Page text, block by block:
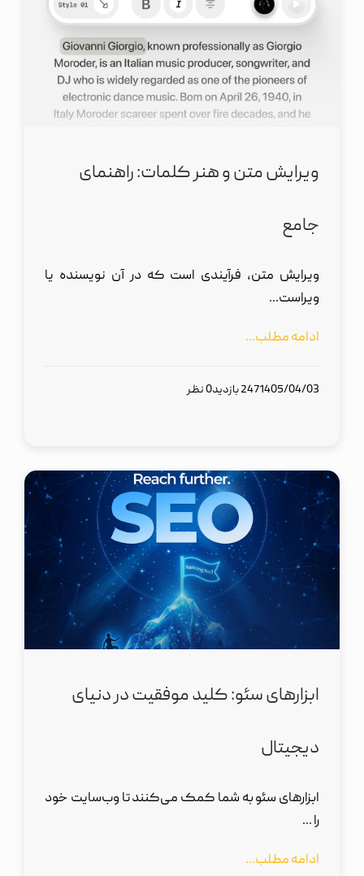
ویرایش متن و هنر کلمات: راهنمای
جامع
ویرایش متن، فرآیندی است که در آن نویسنده یا
ویراست...
ادامه مطلب...
1405/04/03247 بازدید 0 نظر
ابزارهای سئو: کلید موفقیت در دنیای
دیجیتال
ابزارهای سئو به شما کمک می‌کنند تا وب‌سایت خود
را ...
ادامه مطلب...